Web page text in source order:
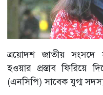
ত্রয়োদশ জাতীয়
হওয়ার প্রস্তাব ফিরিয়ে
(এনসিপি) সাবেক যুগ্ম